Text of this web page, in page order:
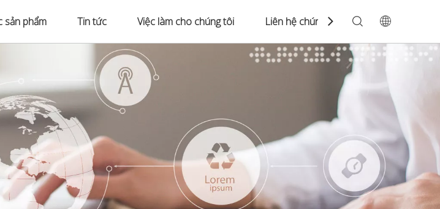
sản phẩm Tin tức Việc làm cho chúng tôi Liên hệ chúng tôi